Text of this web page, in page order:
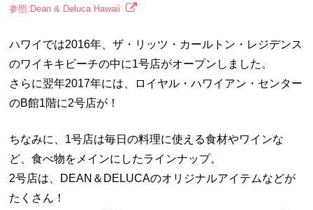
参照:Dean & Deluca Hawaii
ハワイでは2016年、ザ・リッツ・カールトン・レジデンス
のワイキキビーチの中に1号店がオープンしました。
さらに翌年2017年には、ロイヤル・ハワイアン・センター
のB館1階に2号店が！
ちなみに、1号店は毎日の料理に使える食材やワインな
ど、食べ物をメインにしたラインナップ。
2号店は、DEAN＆DELUCAのオリジナルアイテムなどが
たくさん！